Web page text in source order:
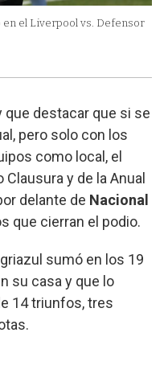
en el Liverpool vs. Defensor
que destacar que si se
pero solo con los
como local, el
y de la Anual
delante de Nacional
que cierran el podio.
sumó en los 19
su casa y que lo
14 triunfos, tres